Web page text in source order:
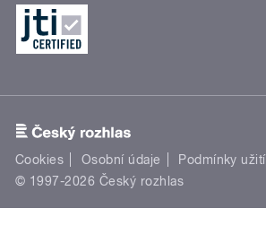
Cookies Osobní údaje Podmínky užití
© 1997-2026 Český rozhlas